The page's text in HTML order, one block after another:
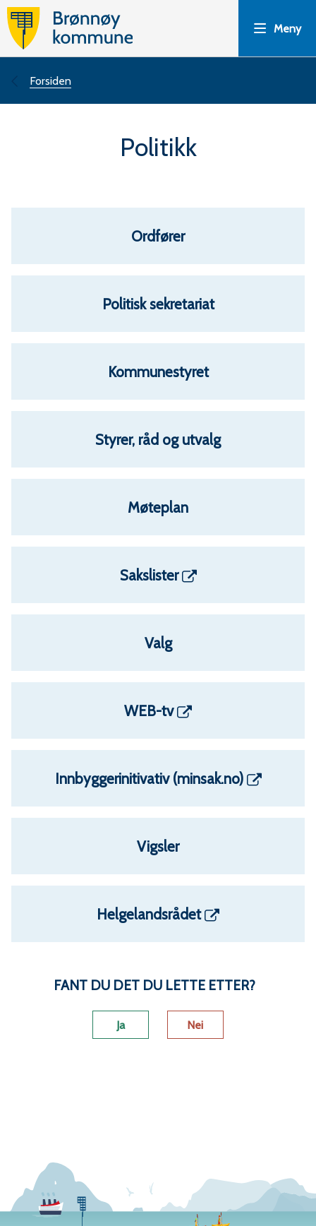
r
n
y
k
o
m
m
u
n
e
Meny
Du
Forsiden
Politikk
Ordfører
Politisk sekretariat
Kommunestyret
Styrer, råd og utvalg
Møteplan
Sakslister
Valg
WEB-tv
Innbyggerinitivativ (minsak.no)
Vigsler
Helgelandsrådet
FANT DU DET DU LETTE ETTER?
Ja Nei